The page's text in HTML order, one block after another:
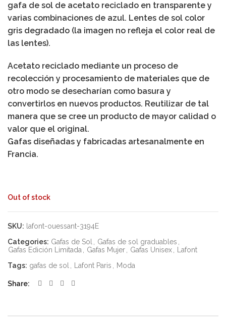
gafa de sol de acetato reciclado en transparente y
varias combinaciones de azul. Lentes de sol color
gris degradado (la imagen no refleja el color real de
las lentes).
Acetato reciclado mediante un proceso de
recolección y procesamiento de materiales que de
otro modo se desecharían como basura y
convertirlos en nuevos productos. Reutilizar de tal
manera que se cree un producto de mayor calidad o
valor que el original.
Gafas diseñadas y fabricadas artesanalmente en
Francia.
Out of stock
SKU: lafont-ouessant-3194E
Categories: Gafas de Sol Gafas de sol graduables
Gafas Edición Limitada
Gafas Mujer Gafas Unisex
Lafont
Tags: gafas de sol Lafont Paris Moda
Share